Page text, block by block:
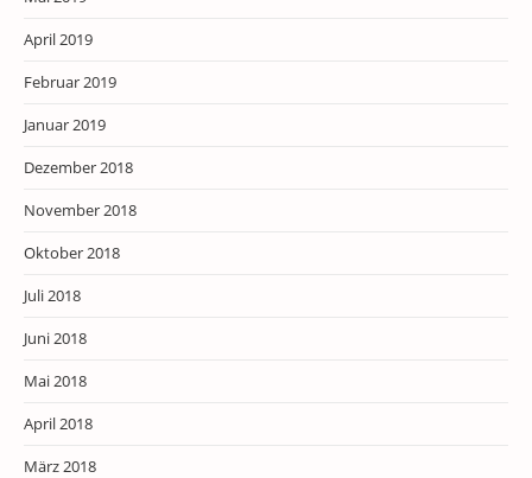
April 2019
Februar 2019
Januar 2019
Dezember 2018
November 2018
Oktober 2018
Juli 2018
Juni 2018
Mai 2018
April 2018
März 2018